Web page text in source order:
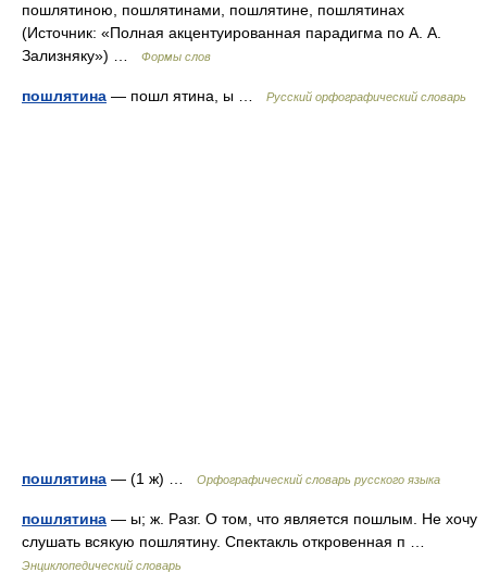
пошлятиною, пошлятинами, пошлятине, пошлятинах
(Источник: «Полная акцентуированная парадигма по А. А.
Зализняку») …
Формы слов
пошлятина — пошл ятина, ы … Русский орфографический словарь
пошлятина — (1 ж) … Орфографический словарь русского языка
пошлятина — ы; ж. Разг. О том, что является пошлым. Не хочу
слушать всякую пошлятину. Спектакль откровенная п …
Энциклопедический словарь